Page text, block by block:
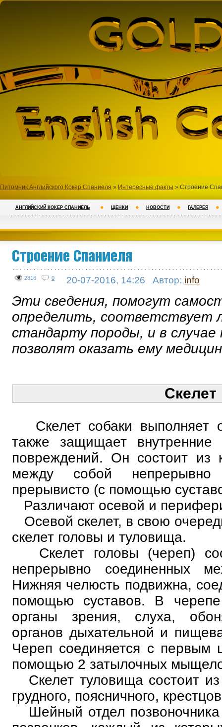
Питомник Английского Кокер Спаниеля » Интересные факты » Строение
АНГЛИЙСКИЙ КОКЕР СПАНИЕЛЬ ЩЕНКИ НОВОСТИ ГАЛЕРЕЯ
Строение Спаниеля
20-07-2016, 14:26 Автор: info
2816 0
Эти сведения, помогут
определить, соответствует
стандарту породы, и в случае
позволят оказать ему
Скелет
Скелет собаки выполняет
также защищает
повреждений. Он состоит из
между собой
прерывисто (с помощью
Различают осевой и
Осевой скелет, в свою
скелет головы и туловища.
Скелет головы (череп)
непрерывно соединенных
Нижняя челюсть подвижна,
помощью суставов. В
органы зрения, слуха,
органов дыхательной и
Череп соединяется с первым
помощью 2 затылочных
Скелет туловища состоит
грудного, поясничного,
Шейный отдел позвоночника